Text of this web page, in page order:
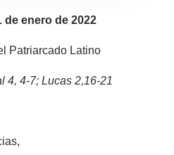
enero de 2022
Patriarcado Latino
4, 4-7; Lucas 2,16-21